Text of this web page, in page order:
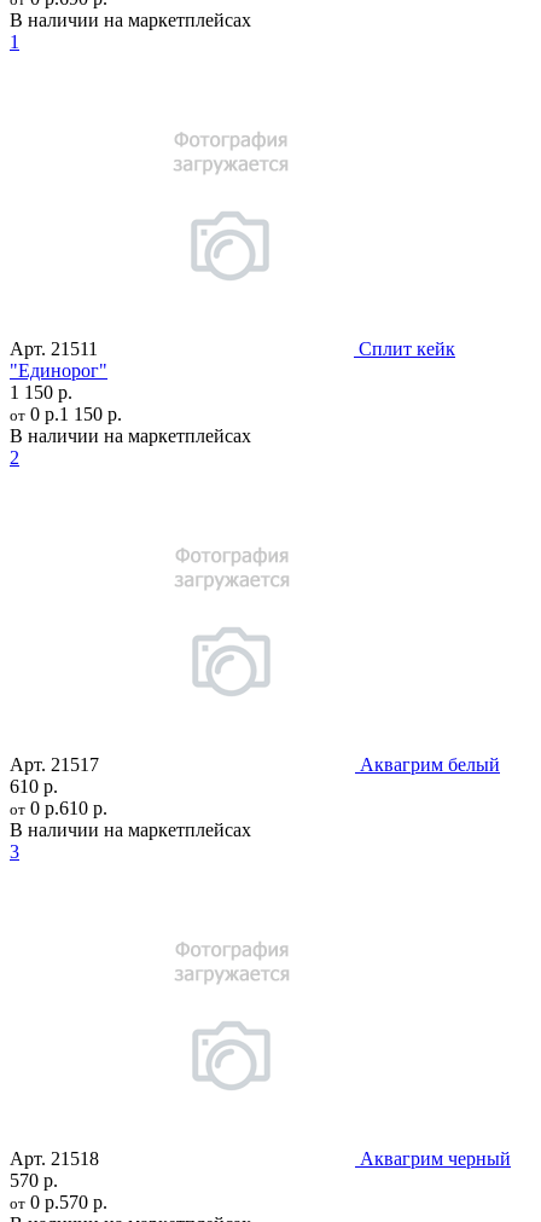
В наличии на маркетплейсах
1
Арт. 21511
Сплит кейк
"Единорог"
1 150 р.
от 0 р.1 150 р.
В наличии на маркетплейсах
2
Арт. 21517
Аквагрим белый
610 р.
от 0 р.610 р.
В наличии на маркетплейсах
3
Арт. 21518
Аквагрим черный
570 р.
от 0 р.570 р.